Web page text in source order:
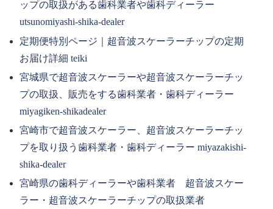
ップの取扱がある歯科業者や歯科ディーラー
utsunomiyashi-shika-dealer
定期便特別ページ｜超音波スケーラーチップの定期
お届け詳細 teiki
宮城県で超音波スケーラーや超音波スケーラーチッ
プの取扱、販売をする歯科業者・歯科ディーラー
miyagiken-shikadealer
宮崎市で超音波スケーラー、超音波スケーラーチッ
プを取り扱う歯科業者・歯科ディーラー miyazakishi-
shika-dealer
宮崎県の歯科ディーラーや歯科業者 超音波スケー
ラー・超音波スケーラーチップの取扱業者